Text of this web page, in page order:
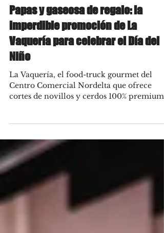
Papas y gaseosa de regalo: la
imperdible promoción de La
Vaquería para celebrar el Día del
Niño
La Vaquería, el food-truck gourmet del
Centro Comercial Nordelta que ofrece
entre panes, se une...